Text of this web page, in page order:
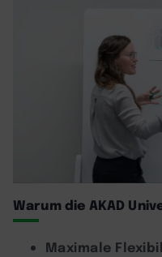
Warum die AKAD
Maximale